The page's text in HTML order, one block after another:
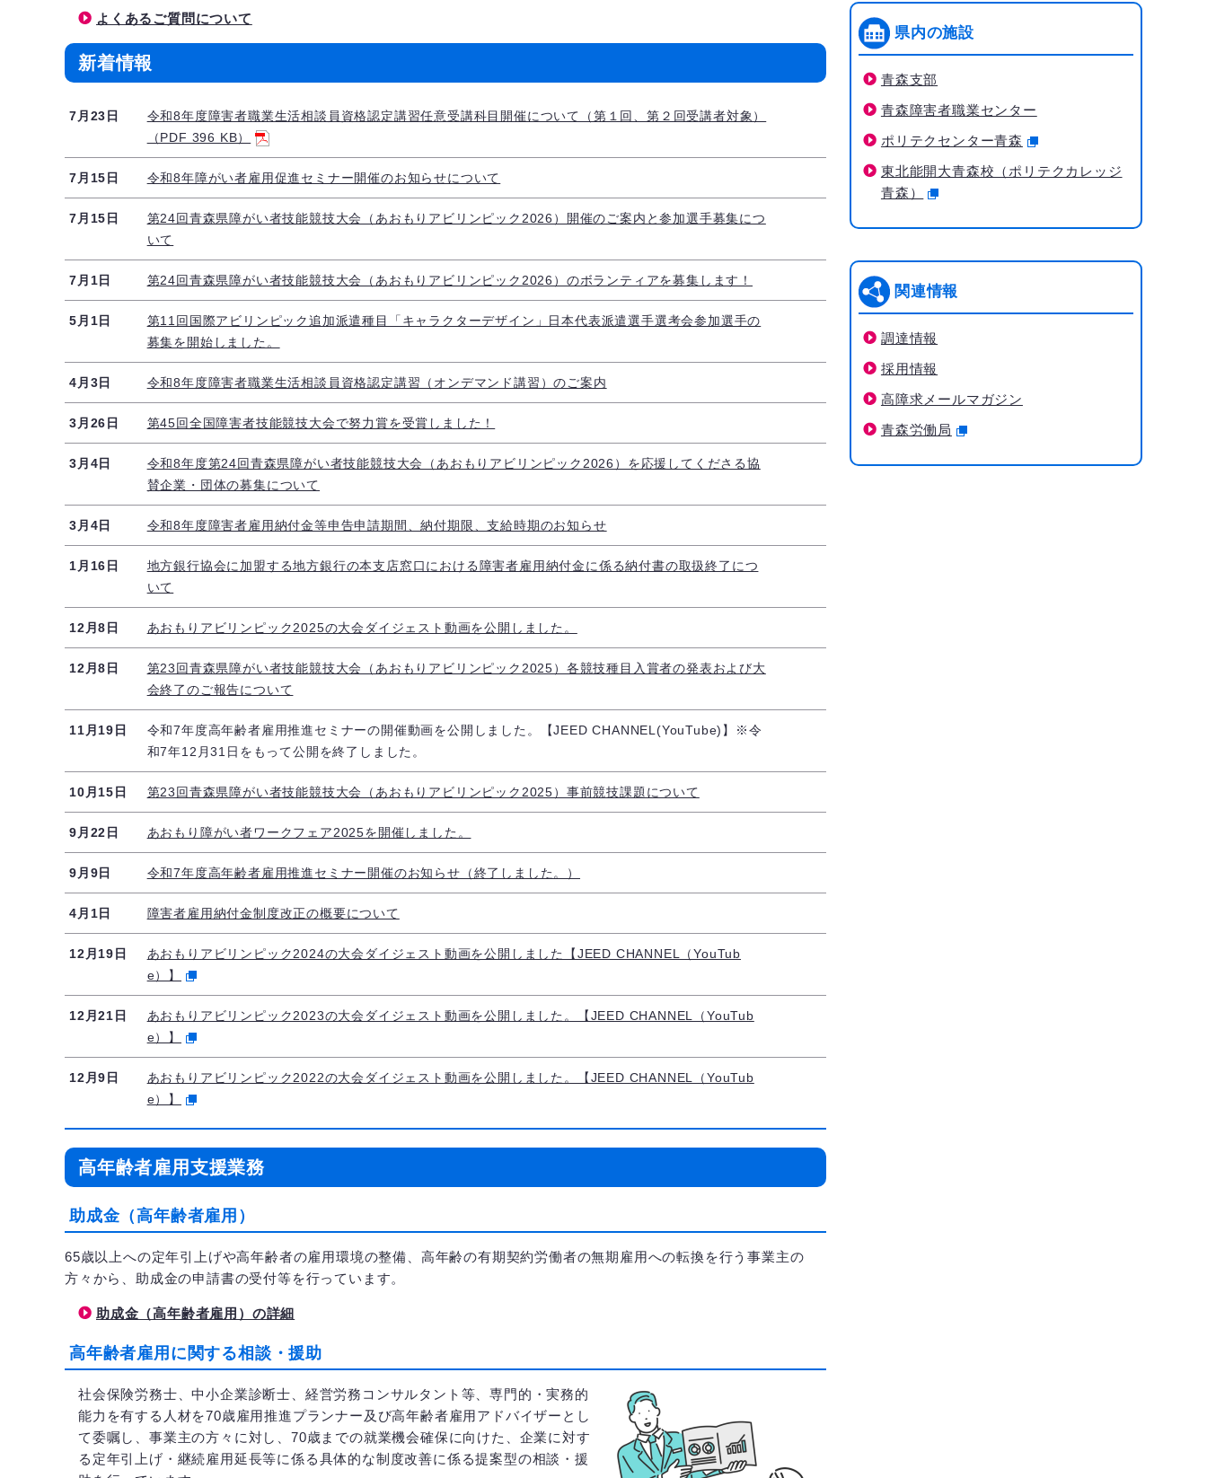
よくあるご質問について
新着情報
7月23日
令和8年度障害者職業生活相談員資格認定講習任意受講科目開催について（第１回、第２回受講者対象）
（PDF 396 KB）
7月15日 令和8年障がい者雇用促進セミナー開催のお知らせについて
7月15日
第24回青森県障がい者技能競技大会（あおもりアビリンピック2026）開催のご案内と参加選手募集につ
いて
7月1日 第24回青森県障がい者技能競技大会（あおもりアビリンピック2026）のボランティアを募集します！
5月1日
第11回国際アビリンピック追加派遣種目「キャラクターデザイン」日本代表派遣選手選考会参加選手の
募集を開始しました。
4月3日 令和8年度障害者職業生活相談員資格認定講習（オンデマンド講習）のご案内
3月26日 第45回全国障害者技能競技大会で努力賞を受賞しました！
3月4日
令和8年度第24回青森県障がい者技能競技大会（あおもりアビリンピック2026）を応援してくださる協
賛企業・団体の募集について
3月4日 令和8年度障害者雇用納付金等申告申請期間、納付期限、支給時期のお知らせ
1月16日
地方銀行協会に加盟する地方銀行の本支店窓口における障害者雇用納付金に係る納付書の取扱終了につ
いて
12月8日 あおもりアビリンピック2025の大会ダイジェスト動画を公開しました。
12月8日
第23回青森県障がい者技能競技大会（あおもりアビリンピック2025）各競技種目入賞者の発表および大
会終了のご報告について
11月19日
令和7年度高年齢者雇用推進セミナーの開催動画を公開しました。【JEED CHANNEL(YouTube)】※令
和7年12月31日をもって公開を終了しました。
10月15日 第23回青森県障がい者技能競技大会（あおもりアビリンピック2025）事前競技課題について
9月22日 あおもり障がい者ワークフェア2025を開催しました。
9月9日 令和7年度高年齢者雇用推進セミナー開催のお知らせ（終了しました。）
4月1日 障害者雇用納付金制度改正の概要について
12月19日
あおもりアビリンピック2024の大会ダイジェスト動画を公開しました【JEED CHANNEL（YouTub
e）】
12月21日
あおもりアビリンピック2023の大会ダイジェスト動画を公開しました。【JEED CHANNEL（YouTub
e）】
12月9日
あおもりアビリンピック2022の大会ダイジェスト動画を公開しました。【JEED CHANNEL（YouTub
e）】
高年齢者雇用支援業務
助成金（高年齢者雇用）
65歳以上への定年引上げや高年齢者の雇用環境の整備、高年齢の有期契約労働者の無期雇用への転換を行う事業主の
方々から、助成金の申請書の受付等を行っています。
助成金（高年齢者雇用）の詳細
高年齢者雇用に関する相談・援助
社会保険労務士、中小企業診断士、経営労務コンサルタント等、専門的・実務的
能力を有する人材を70歳雇用推進プランナー及び高年齢者雇用アドバイザーとし
て委嘱し、事業主の方々に対し、70歳までの就業機会確保に向けた、企業に対す
る定年引上げ・継続雇用延長等に係る具体的な制度改善に係る提案型の相談・援
県内の施設
青森支部
青森障害者職業センター
ポリテクセンター青森
東北能開大青森校（ポリテクカレッジ
青森）
関連情報
調達情報
採用情報
高障求メールマガジン
青森労働局